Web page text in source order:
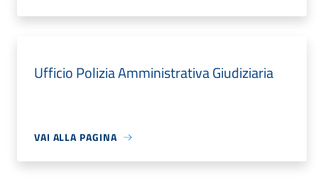
Ufficio Polizia Amministrativa Giudiziaria
VAI ALLA PAGINA